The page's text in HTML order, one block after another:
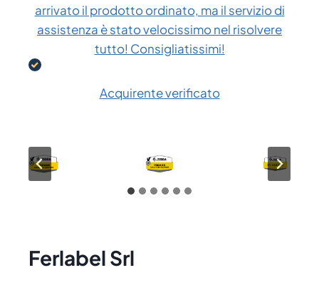
arrivato il prodotto ordinato, ma il servizio di
assistenza è stato velocissimo nel risolvere
tutto! Consigliatissimi!
Acquirente verificato
Ferlabel Srl